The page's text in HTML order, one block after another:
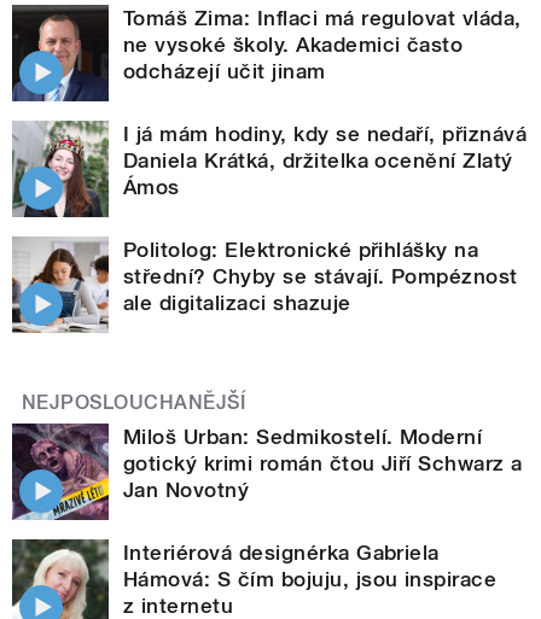
Tomáš Zima: Inflaci má regulovat vláda,
ne vysoké školy. Akademici často
odcházejí učit jinam
I já mám hodiny, kdy se nedaří, přiznává
Daniela Krátká, držitelka ocenění Zlatý
Ámos
Politolog: Elektronické přihlášky na
střední? Chyby se stávají. Pompéznost
ale digitalizaci shazuje
NEJPOSLOUCHANĚJŠÍ
Miloš Urban: Sedmikostelí. Moderní
gotický krimi román čtou Jiří Schwarz a
Jan Novotný
Interiérová designérka Gabriela
Hámová: S čím bojuju, jsou inspirace
z internetu